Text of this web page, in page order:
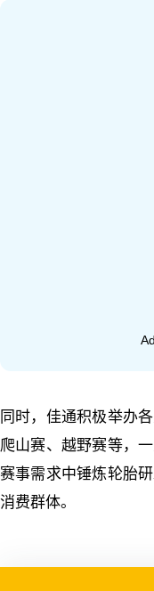
同时，佳通积极举办
爬山赛、越野赛等，
赛事需求中锤炼轮胎
消费群体。